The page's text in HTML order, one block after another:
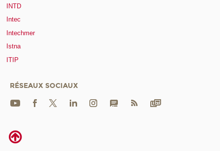
INTD
Intec
Intechmer
Istna
ITIP
RÉSEAUX SOCIAUX